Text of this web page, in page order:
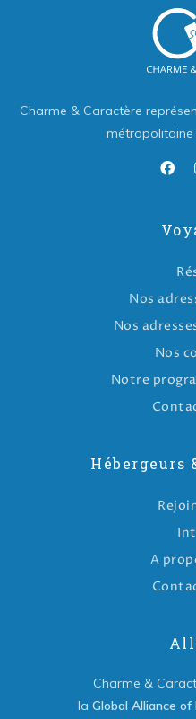
Charme & Caractère
métropolitaine
Nos
Nos
Nos
Notre
Hébergeurs
A
Charme &
la Global Alliance